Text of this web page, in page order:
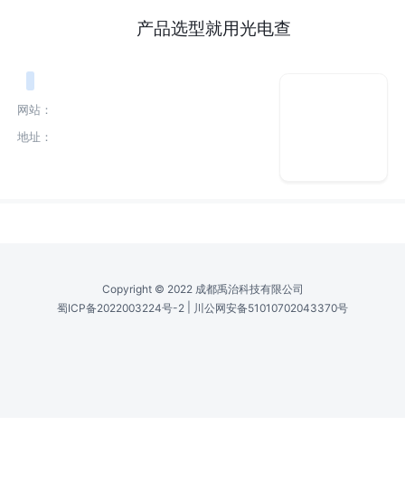
产品选型就用光电查
网站：
地址：
Copyright © 2022 成都禹治科技有限公司
蜀ICP备2022003224号-2
川公网安备51010702043370号